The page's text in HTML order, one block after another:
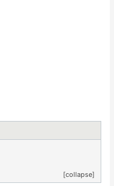
[collapse]